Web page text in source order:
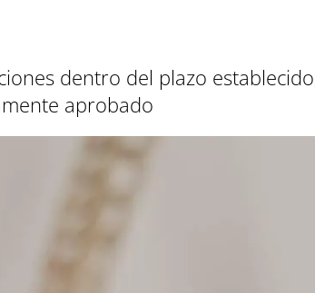
dentro del plazo
aprobado